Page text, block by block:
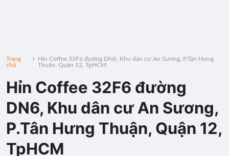
Trang
chủ
Hỉn Coffee 32F6 đường DN6, Khu dân cư An Sương, P.Tân Hưng
Thuận, Quận 12, TpHCM
Hỉn Coffee 32F6 đường
DN6, Khu dân cư An Sương,
P.Tân Hưng Thuận, Quận 12,
TpHCM